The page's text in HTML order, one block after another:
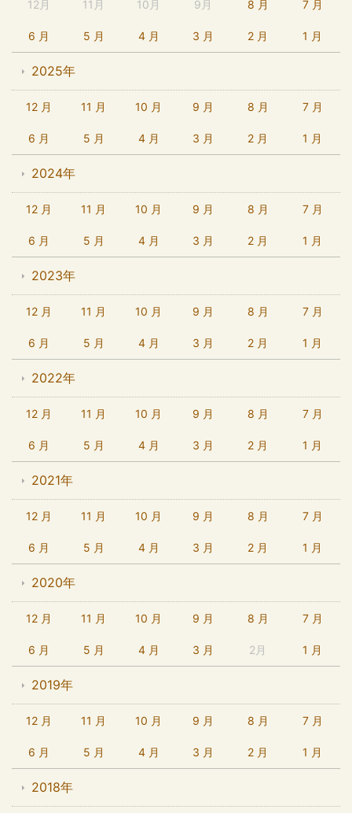
12月 11月 10月 9月 8 月 7 月
6 月 5 月 4 月 3 月 2 月 1 月
2025年
12 月 11 月 10 月 9 月 8 月 7 月
6 月 5 月 4 月 3 月 2 月 1 月
2024年
12 月 11 月 10 月 9 月 8 月 7 月
6 月 5 月 4 月 3 月 2 月 1 月
2023年
12 月 11 月 10 月 9 月 8 月 7 月
6 月 5 月 4 月 3 月 2 月 1 月
2022年
12 月 11 月 10 月 9 月 8 月 7 月
6 月 5 月 4 月 3 月 2 月 1 月
2021年
12 月 11 月 10 月 9 月 8 月 7 月
6 月 5 月 4 月 3 月 2 月 1 月
2020年
12 月 11 月 10 月 9 月 8 月 7 月
6 月 5 月 4 月 3 月 2月 1 月
2019年
12 月 11 月 10 月 9 月 8 月 7 月
6 月 5 月 4 月 3 月 2 月 1 月
2018年